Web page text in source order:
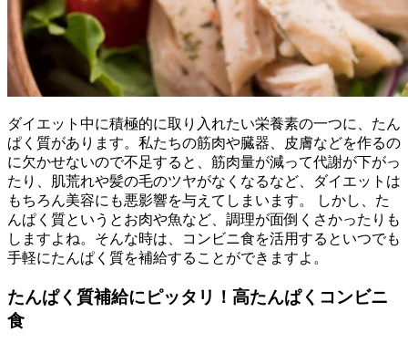
ダイエット中に積極的に取り入れたい栄養素の一つに、たん
ぱく質があります。私たちの筋肉や臓器、皮膚などを作るの
に欠かせないので不足すると、筋肉量が減って代謝が下がっ
たり、肌荒れや髪の毛のツヤがなくなるなど、ダイエットは
もちろん美容にも悪影響を与えてしまいます。 しかし、た
んぱく質というとお肉や魚など、調理が面倒くさかったりも
しますよね。そんな時は、コンビニ食を活用するといつでも
手軽にたんぱく質を補給することができますよ。
たんぱく質補給にピッタリ！高たんぱくコンビニ
食